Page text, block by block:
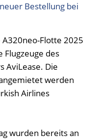
Bestellung bei
Flotte 2025
des
AviLease. Die
werden
Airlines
wurden bereits an